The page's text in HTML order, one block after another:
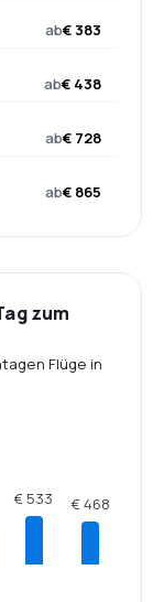
ab€ 383
ab€ 438
ab€ 728
ab€ 865
zum
Flüge in
€ 533 € 468